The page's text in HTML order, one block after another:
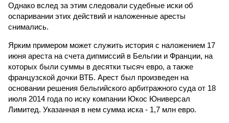
Однако вслед за этим следовали судебные иски об
оспаривании этих действий и наложенные аресты
снимались.
Ярким примером может служить история с наложением 17
июня ареста на счета дипмиссий в Бельгии и Франции, на
которых были суммы в десятки тысяч евро, а также
французской дочки ВТБ. Арест был произведен на
основании решения бельгийского арбитражного суда от 18
июля 2014 года по иску компании Юкос Юниверсал
Лимитед. Указанная в нем сумма иска - 1,7 млн евро.